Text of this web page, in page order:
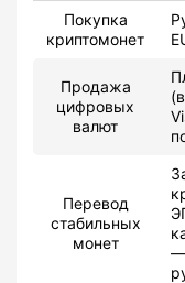
Покупка
криптомонет
Продажа
цифровых
валют
Перевод
стабильных
монет
—